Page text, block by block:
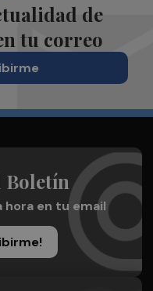
de
tu correo
Boletín
hora en tu email